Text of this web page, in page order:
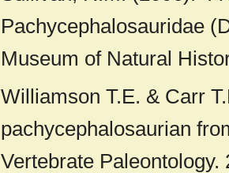
Pachycephalosauridae
Museum of Natural
Williamson T.E. & Carr
pachycephalosaurian
Vertebrate